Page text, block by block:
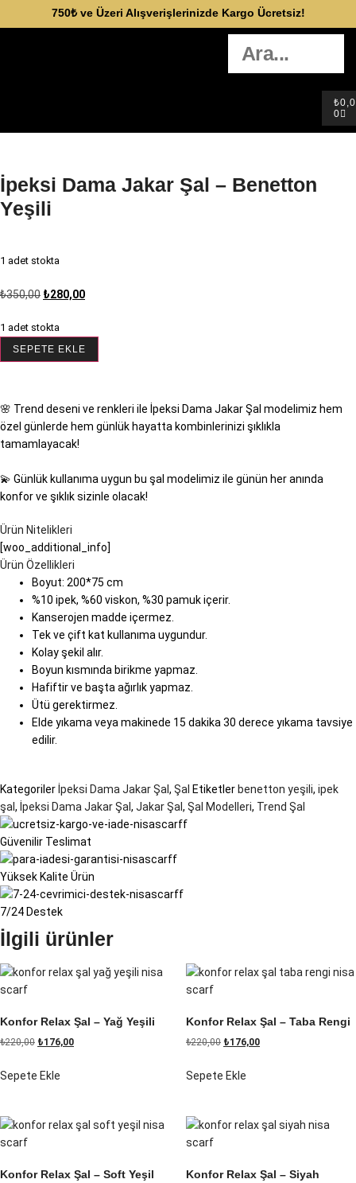
750₺ ve Üzeri Alışverişlerinizde Kargo Ücretsiz!
₺
0
İpeksi Dama Jakar Şal – Benetton
Yeşili
1 adet stokta
₺350,00 ₺280,00
1 adet stokta
SEPETE EKLE
🌸 Trend deseni ve renkleri ile İpeksi Dama Jakar Şal modelimiz hem
özel günlerde hem günlük hayatta kombinlerinizi şıklıkla
tamamlayacak!
💫 Günlük kullanıma uygun bu şal modelimiz ile günün her anında
konfor ve şıklık sizinle olacak!
Ürün Nitelikleri
[woo_additional_info]
Ürün Özellikleri
Boyut: 200*75 cm
%10 ipek, %60 viskon, %30 pamuk içerir.
Kanserojen madde içermez.
Tek ve çift kat kullanıma uygundur.
Kolay şekil alır.
Boyun kısmında birikme yapmaz.
Hafiftir ve başta ağırlık yapmaz.
Ütü gerektirmez.
Elde yıkama veya makinede 15 dakika 30 derece yıkama tavsiye
edilir.
Kategoriler İpeksi Dama Jakar Şal , Şal Etiketler benetton yeşili, ipek
şal , İpeksi Dama Jakar Şal , Jakar Şal , Şal Modelleri, Trend Şal
Güvenilir Teslimat
Yüksek Kalite Ürün
7/24 Destek
İlgili ürünler
Konfor Relax Şal – Yağ Yeşili
₺220,00 ₺176,00
Sepete Ekle
Konfor Relax Şal – Taba Rengi
₺220,00 ₺176,00
Sepete Ekle
Konfor Relax Şal – Soft Yeşil Konfor Relax Şal – Siyah